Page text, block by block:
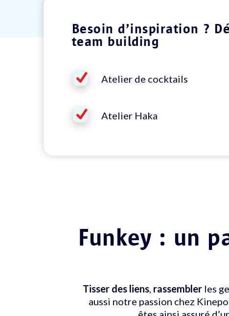
Besoin d’inspiration ?
team building
Atelier de cocktails
Atelier Haka
Funkey : un
Tisser des liens, rassembler les
aussi notre passion chez